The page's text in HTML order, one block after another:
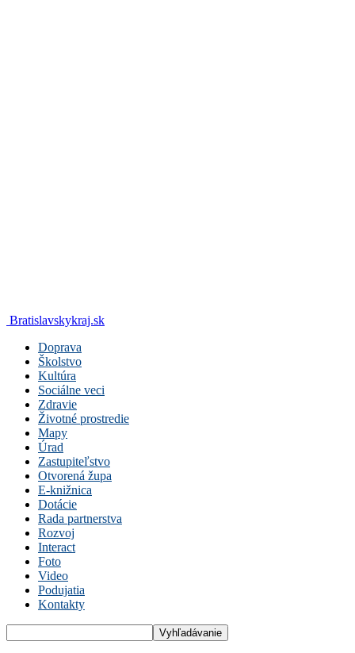
Bratislavskykraj.sk
Doprava
Školstvo
Kultúra
Sociálne veci
Zdravie
Životné prostredie
Mapy
Úrad
Zastupiteľstvo
Otvorená župa
E-knižnica
Dotácie
Rada partnerstva
Rozvoj
Interact
Foto
Video
Podujatia
Kontakty